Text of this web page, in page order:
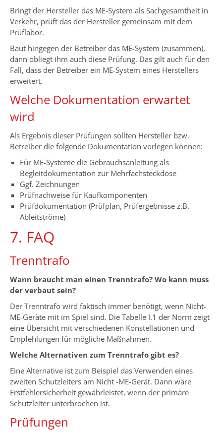
Bringt der Hersteller das ME-System als Sachgesamtheit in
Verkehr, prüft das der Hersteller gemeinsam mit dem
Prüflabor.
Baut hingegen der Betreiber das ME-System (zusammen),
dann obliegt ihm auch diese Prüfung. Das gilt auch für den
Fall, dass der Betreiber ein ME-System eines Herstellers
erweitert.
Welche Dokumentation erwartet
wird
Als Ergebnis dieser Prüfungen sollten Hersteller bzw.
Betreiber die folgende Dokumentation vorlegen können:
Für ME-Systeme die Gebrauchsanleitung als
Begleitdokumentation zur Mehrfachsteckdose
Ggf. Zeichnungen
Prüfnachweise für Kaufkomponenten
Prüfdokumentation (Prüfplan, Prüfergebnisse z.B.
Ableitströme)
7. FAQ
Trenntrafo
Wann braucht man einen Trenntrafo? Wo kann muss
der verbaut sein?
Der Trenntrafo wird faktisch immer benötigt, wenn Nicht-
ME-Geräte mit im Spiel sind. Die Tabelle I.1 der Norm zeigt
eine Übersicht mit verschiedenen Konstellationen und
Empfehlungen für mögliche Maßnahmen.
Welche Alternativen zum Trenntrafo gibt es?
Eine Alternative ist zum Beispiel das Verwenden eines
zweiten Schutzleiters am Nicht -ME-Gerät. Dann wäre
Erstfehlersicherheit gewährleistet, wenn der primäre
Schutzleiter unterbrochen ist.
Prüfungen